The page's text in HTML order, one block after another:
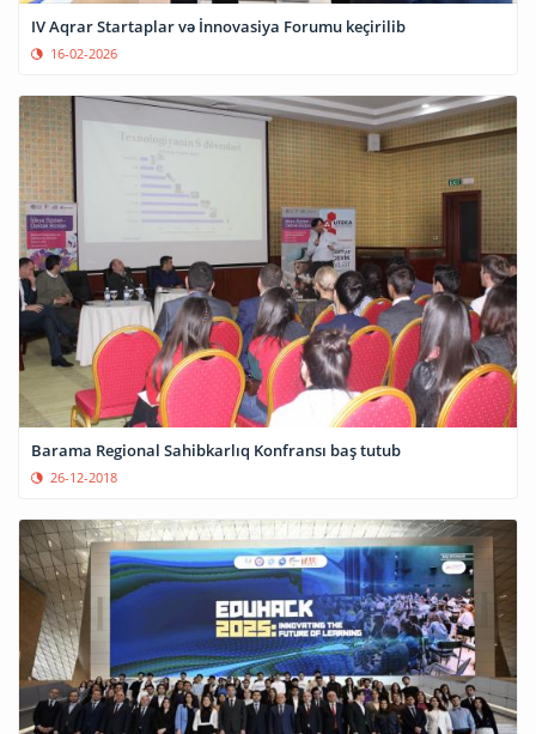
IV Aqrar Startaplar və İnnovasiya Forumu keçirilib
16-02-2026
Barama Regional Sahibkarlıq Konfransı baş tutub
26-12-2018